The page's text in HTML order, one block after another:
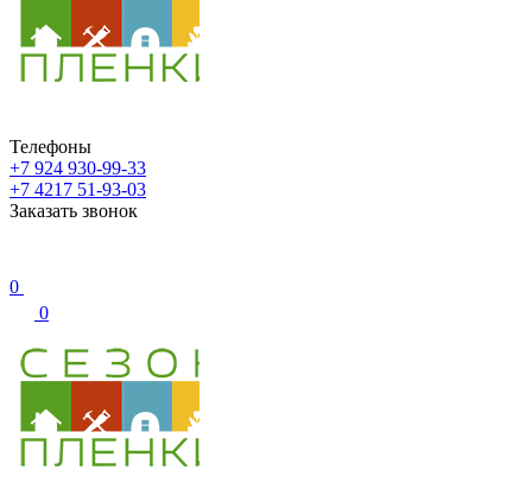
Телефоны
+7 924 930-99-33
+7 4217 51-93-03
Заказать звонок
0
0